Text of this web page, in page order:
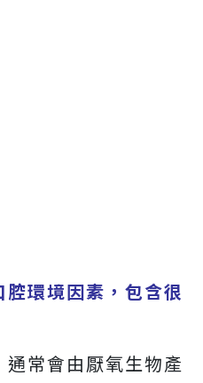
環境因素，包含很
常會由厭氧生物產